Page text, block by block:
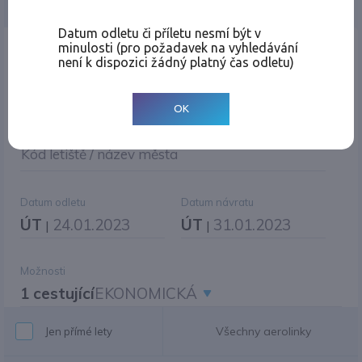
Místo odletu
Kód letiště / název města
Datum odletu
ÚT | 24.01.2023
Datum návratu
ÚT | 31.01.2023
Možnosti
1 cestujícíEKONOMICKÁ
Jen přímé lety Všechny aerolinky
Datum odletu či příletu nesmí být v
minulosti (pro požadavek na vyhledávání
není k dispozici žádný platný čas odletu)
OK